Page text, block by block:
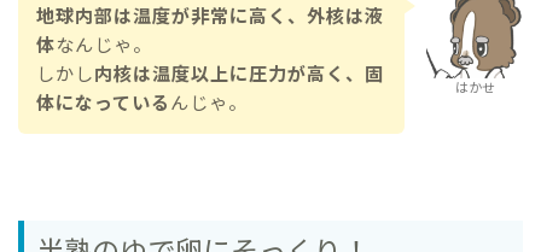
はかせ
地球内部は温度が非常に高く、外核は液
体なんじゃ。
しかし内核は温度以上に圧力が高く、固
体になっているんじゃ。